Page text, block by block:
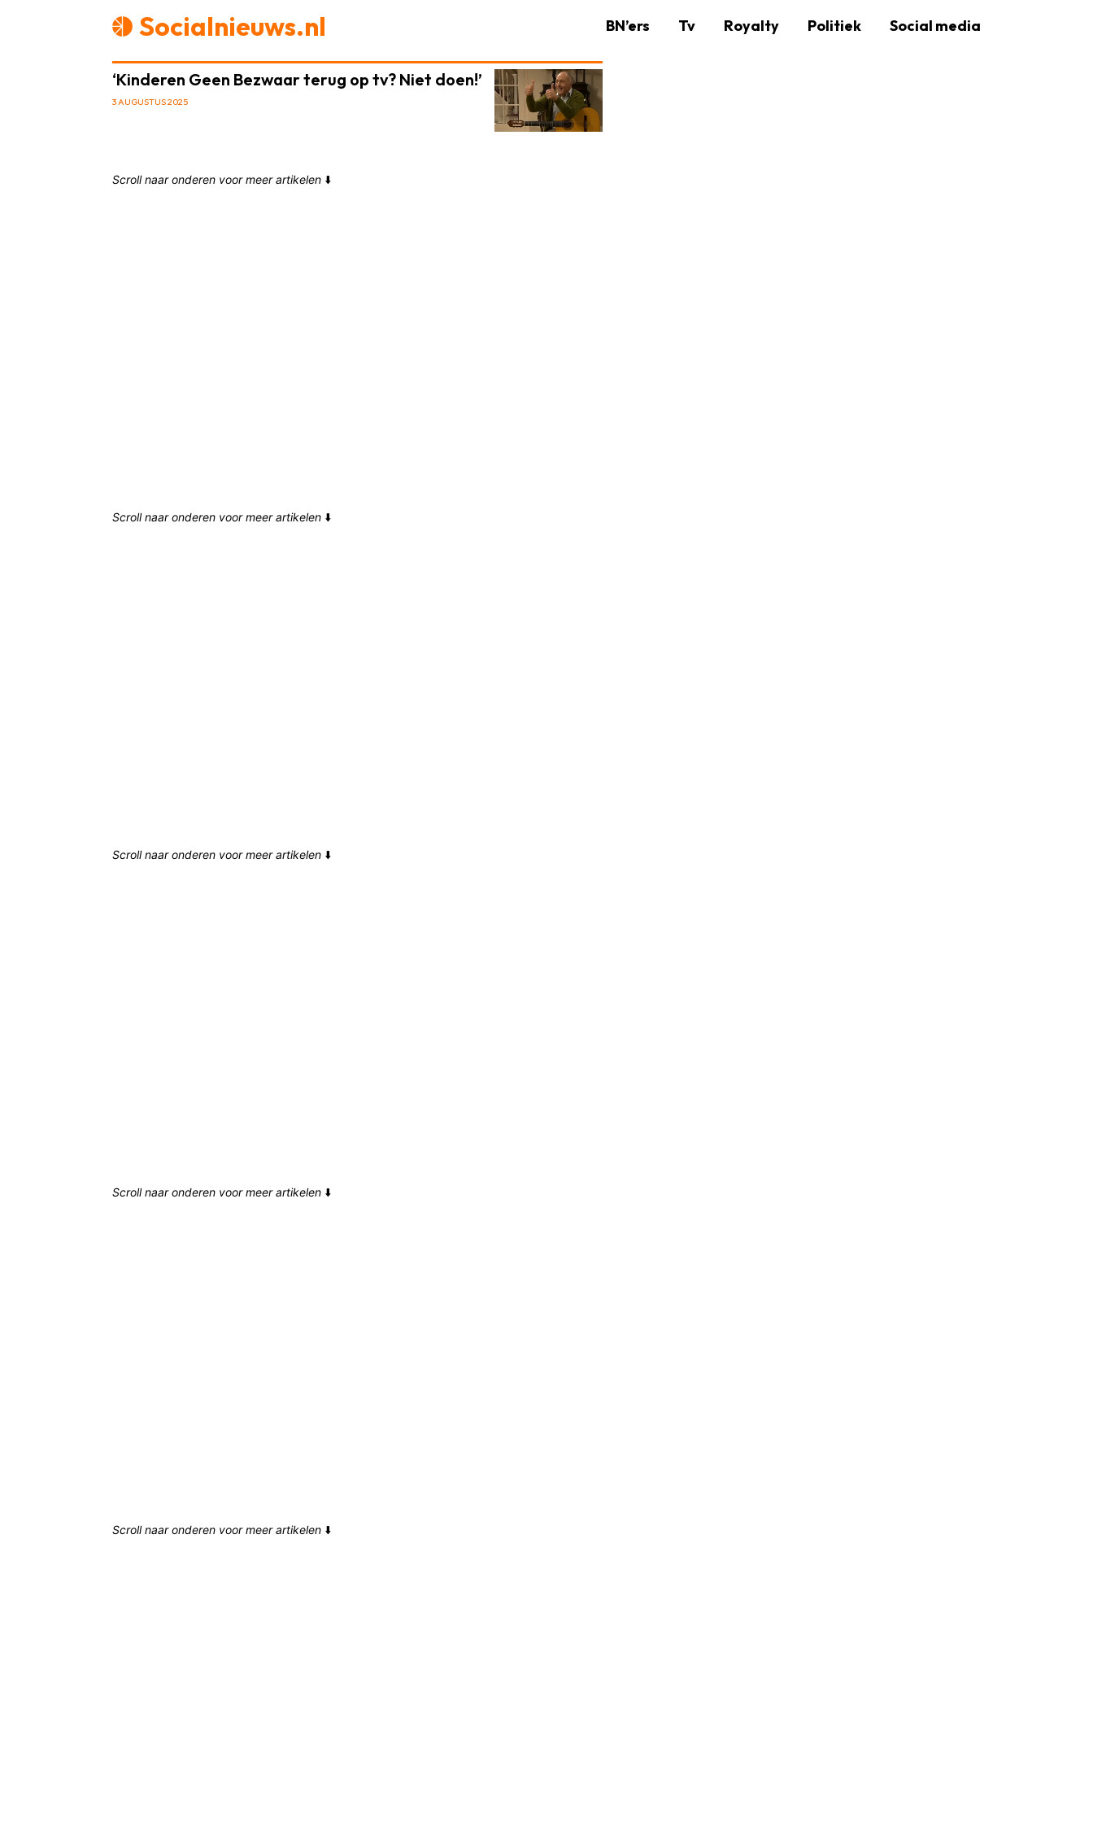
Socialnieuws.nl BN’ers Tv Royalty Politiek Social media
‘Kinderen Geen Bezwaar terug op tv? Niet doen!’
3 AUGUSTUS 2025
Scroll naar onderen voor meer artikelen ⬇️
Scroll naar onderen voor meer artikelen ⬇️
Scroll naar onderen voor meer artikelen ⬇️
Scroll naar onderen voor meer artikelen ⬇️
Scroll naar onderen voor meer artikelen ⬇️